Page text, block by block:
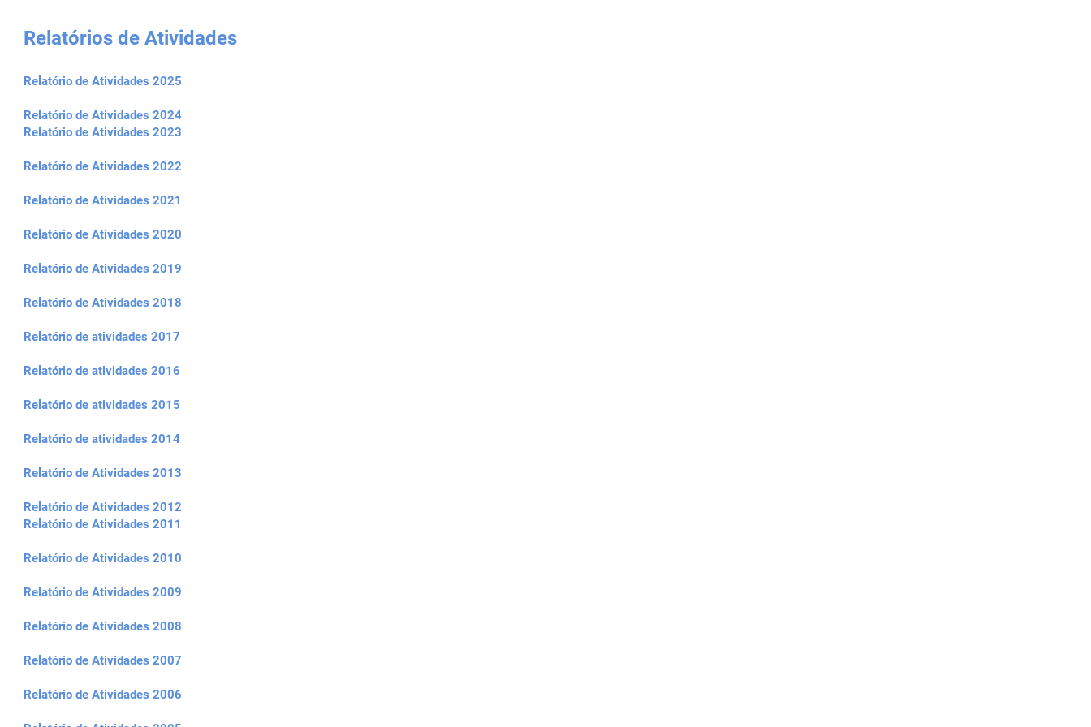
Relatórios de Atividades
Relatório de Atividades 2025
Relatório de Atividades 2024
Relatório de Atividades 2023
Relatório de Atividades 2022
Relatório de Atividades 2021
Relatório de Atividades 2020
Relatório de Atividades 2019
Relatório de Atividades 2018
Relatório de atividades 2017
Relatório de atividades 2016
Relatório de atividades 2015
Relatório de atividades 2014
Relatório de Atividades 2013
Relatório de Atividades 2012
Relatório de Atividades 2011
Relatório de Atividades 2010
Relatório de Atividades 2009
Relatório de Atividades 2008
Relatório de Atividades 2007
Relatório de Atividades 2006